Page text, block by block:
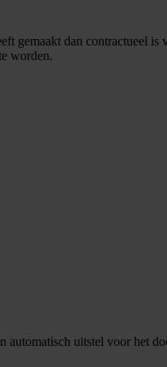
gemaakt dan contractueel
worden.
uitstel voor het